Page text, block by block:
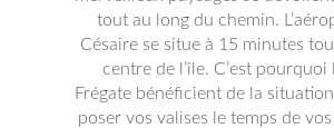
tout au long du chemin.
Césaire se situe à 15 minutes
centre de l’île. C’est pourquoi
Frégate bénéficient de la
poser vos valises le temps de